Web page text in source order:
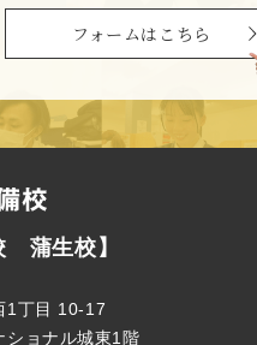
フォームはこちら
蒲生校】
1丁目 10-17
ショナル城東1階